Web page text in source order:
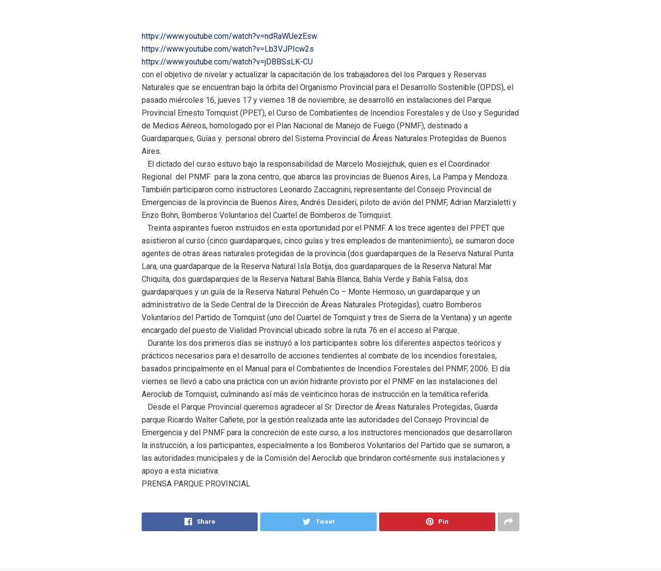
httpv://www.youtube.com/watch?v=ndRaWUezEsw
httpv://www.youtube.com/watch?v=Lb3VJPIcw2s
httpv://www.youtube.com/watch?v=jDBBSsLK-CU
con el objetivo de nivelar y actualizar la capacitación de los trabajadores del los Parques y Reservas
Naturales que se encuentran bajo la órbita del Organismo Provincial para el Desarrollo Sostenible (OPDS), el
pasado miércoles 16, jueves 17 y viernes 18 de noviembre, se desarrolló en instalaciones del Parque
Provincial Ernesto Tornquist (PPET), el Curso de Combatientes de Incendios Forestales y de Uso y Seguridad
de Medios Aéreos, homologado por el Plan Nacional de Manejo de Fuego (PNMF), destinado a
Guardaparques, Guías y personal obrero del Sistema Provincial de Áreas Naturales Protegidas de Buenos
Aires.
El dictado del curso estuvo bajo la responsabilidad de Marcelo Mosiejchuk, quien es el Coordinador
Regional del PNMF para la zona centro, que abarca las provincias de Buenos Aires, La Pampa y Mendoza.
También participaron como instructores Leonardo Zaccagnini, representante del Consejo Provincial de
Emergencias de la provincia de Buenos Aires, Andrés Desideri, piloto de avión del PNMF, Adrian Marzialetti y
Enzo Bohn, Bomberos Voluntarios del Cuartel de Bomberos de Tornquist.
Treinta aspirantes fueron instruidos en esta oportunidad por el PNMF. A los trece agentes del PPET que
asistieron al curso (cinco guardaparques, cinco guías y tres empleados de mantenimiento), se sumaron doce
agentes de otras áreas naturales protegidas de la provincia (dos guardaparques de la Reserva Natural Punta
Lara, una guardaparque de la Reserva Natural Isla Botija, dos guardaparques de la Reserva Natural Mar
Chiquita, dos guardaparques de la Reserva Natural Bahía Blanca, Bahía Verde y Bahía Falsa, dos
guardaparques y un guía de la Reserva Natural Pehuén Co – Monte Hermoso, un guardaparque y un
administrativo de la Sede Central de la Dirección de Áreas Naturales Protegidas), cuatro Bomberos
Voluntarios del Partido de Tornquist (uno del Cuartel de Tornquist y tres de Sierra de la Ventana) y un agente
encargado del puesto de Vialidad Provincial ubicado sobre la ruta 76 en el acceso al Parque.
Durante los dos primeros días se instruyó a los participantes sobre los diferentes aspectos teóricos y
prácticos necesarios para el desarrollo de acciones tendientes al combate de los incendios forestales,
basados principalmente en el Manual para el Combatientes de Incendios Forestales del PNMF, 2006. El día
viernes se llevó a cabo una práctica con un avión hidrante provisto por el PNMF en las instalaciones del
Aeroclub de Tornquist, culminando así más de veinticinco horas de instrucción en la temática referida.
Desde el Parque Provincial queremos agradecer al Sr. Director de Áreas Naturales Protegidas, Guarda
parque Ricardo Walter Cañete, por la gestión realizada ante las autoridades del Consejo Provincial de
Emergencia y del PNMF para la concreción de este curso, a los instructores mencionados que desarrollaron
la instrucción, a los participantes, especialmente a los Bomberos Voluntarios del Partido que se sumaron, a
las autoridades municipales y de la Comisión del Aeroclub que brindaron cortésmente sus instalaciones y
apoyo a esta iniciativa.
PRENSA PARQUE PROVINCIAL
Share Tweet Pin